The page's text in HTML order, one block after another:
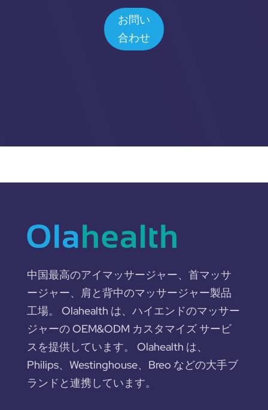
お問い
合わせ
中国最高のアイマッサージャー、首マッサ
ージャー、肩と背中のマッサージャー製品
工場。 Olahealth は、ハイエンドのマッサー
ジャーの OEM&ODM カスタマイズ サービ
スを提供しています。 Olahealth は、
Philips、Westinghouse、Breo などの大手ブ
ランドと連携しています。